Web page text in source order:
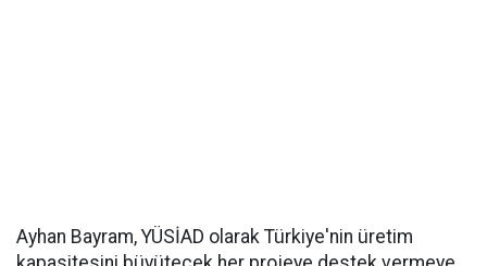
Ayhan Bayram, YÜSİAD olarak Türkiye'nin üretim